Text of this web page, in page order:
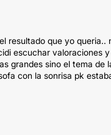
resultado que yo
escuchar valoraciones
grandes sino el tema
con la sonrisa pk